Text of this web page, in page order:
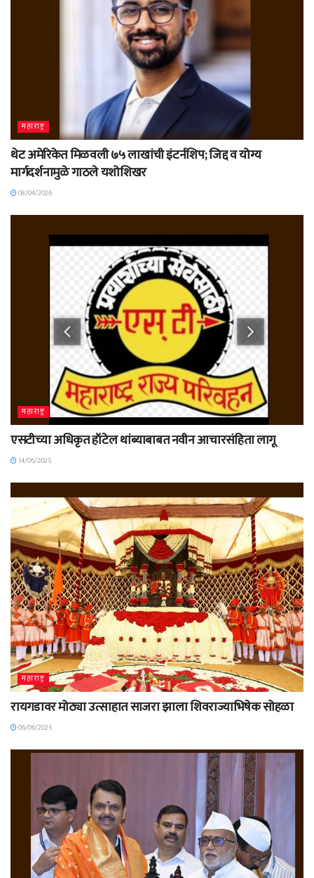
महाराष्ट्र
थेट अमेरिकेत मिळवली ७५ लाखांची इंटर्नशिप; जिद्द व योग्य
मार्गदर्शनामुळे गाठले यशोशिखर
08/04/2026
महाराष्ट्र
एसटीच्या अधिकृत हॉटेल थांब्याबाबत नवीन आचारसंहिता लागू
14/06/2025
महाराष्ट्र
रायगडावर मोठ्या उत्साहात साजरा झाला शिवराज्याभिषेक सोहळा
06/06/2025